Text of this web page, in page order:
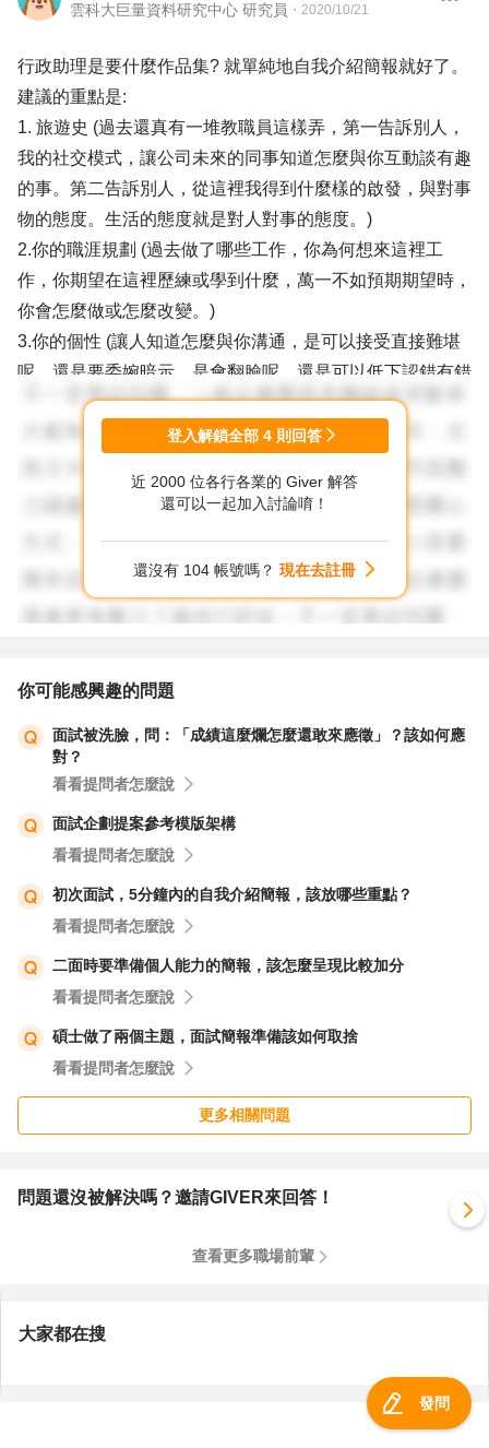
雲科大巨量資料研究中心 研究員 ・ 2020/10/21
行政助理是要什麼作品集? 就單純地自我介紹簡報就好了。
建議的重點是:
1. 旅遊史 (過去還真有一堆教職員這樣弄，第一告訴別人，
我的社交模式，讓公司未來的同事知道怎麼與你互動談有趣
的事。第二告訴別人，從這裡我得到什麼樣的啟發，與對事
物的態度。生活的態度就是對人對事的態度。)
2.你的職涯規劃 (過去做了哪些工作，你為何想來這裡工
作，你期望在這裡歷練或學到什麼，萬一不如預期期望時，
你會怎麼做或怎麼改變。)
3.你的個性 (讓人知道怎麼與你溝通，是可以接受直接難堪
呢，還是要委婉暗示，是會翻臉呢，還是可以低下認錯有錯
立改，還是...)
想短，放三張圖，每張講一分鐘，一樣是這些重點。分別
登入解鎖全部 4 則回答
近 2000 位各行各業的 Giver 解答
還可以一起加入討論唷！
還沒有 104 帳號嗎？ 現在去註冊
你可能感興趣的問題
面試被洗臉，問：「成績這麼爛怎麼還敢來應徵」？該如何應
對？
看看提問者怎麼說
面試企劃提案參考模版架構
看看提問者怎麼說
初次面試，5分鐘內的自我介紹簡報，該放哪些重點？
看看提問者怎麼說
二面時要準備個人能力的簡報，該怎麼呈現比較加分
看看提問者怎麼說
碩士做了兩個主題，面試簡報準備該如何取捨
看看提問者怎麼說
更多相關問題
問題還沒被解決嗎？邀請GIVER來回答！
查看更多職場前輩
大家都在搜
發問